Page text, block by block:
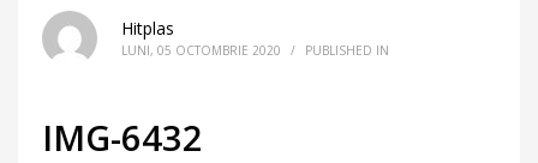
Hitplas
LUNI, 05 OCTOMBRIE 2020 / PUBLISHED IN
IMG-6432